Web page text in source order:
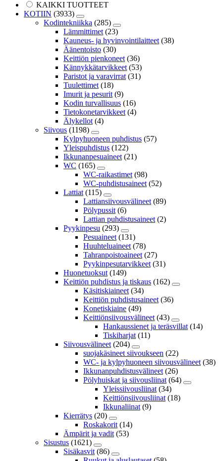
KAIKKI TUOTTEET
KOTIIN (3933)
Kodintekniikka (285)
Lämmittimet (23)
Kauneus- ja hyvinvointilaitteet (38)
Äänentoisto (30)
Keittiön pienkoneet (36)
Kännykkätarvikkeet (53)
Paristot ja varavirrat (31)
Tuulettimet (18)
Imurit ja pesurit (9)
Kodin turvallisuus (16)
Tietokonetarvikkeet (4)
Älykellot (4)
Siivous (1198)
Kylpyhuoneen puhdistus (57)
Yleispuhdistus (122)
Ikkunanpesuaineet (21)
WC (165)
WC-raikastimet (98)
WC-puhdistusaineet (52)
Lattiat (115)
Lattiansiivousvälineet (89)
Pölypussit (6)
Lattian puhdistusaineet (2)
Pyykinpesu (293)
Pesuaineet (131)
Huuhteluaineet (78)
Tahranpoistoaineet (27)
Pyykinpesutarvikkeet (31)
Huonetuoksut (149)
Keittiön puhdistus ja tiskaus (162)
Käsitiskiaineet (34)
Keittiön puhdistusaineet (36)
Konetiskiaine (49)
Keittiönsiivousvälineet (43)
Hankaussienet ja teräsvillat (14)
Tiskiharjat (11)
Siivousvälineet (204)
suojakäsineet siivoukseen (22)
WC- ja kylpyhuoneen siivousvälineet (38)
Ikkunanpuhdistusvälineet (26)
Pölyhuiskat ja siivousliinat (64)
Yleissiivousliinat (34)
Keittiönsiivousliinat (18)
Ikkunaliinat (9)
Kierrätys (20)
Roskakorit (14)
Ämpärit ja vadit (53)
Sisustus (1621)
Sisäkasvit (86)